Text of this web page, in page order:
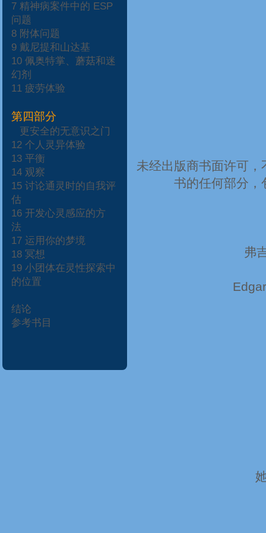
7 精神病案件中的 ESP
问题
8 附体问题
9 戴尼提和山达基
10 佩奥特掌、蘑菇和迷
幻剂
11 疲劳体验
第四部分
更安全的无意识之门
12 个人灵异体验
13 平衡
14 观察
15 讨论通灵时的自我评
估
16 开发心灵感应的方
法
17 运用你的梦境
18 冥想
19 小团体在灵性探索中
的位置
结论
参考书目
未经出版商书面许可
书的任何部分，
弗